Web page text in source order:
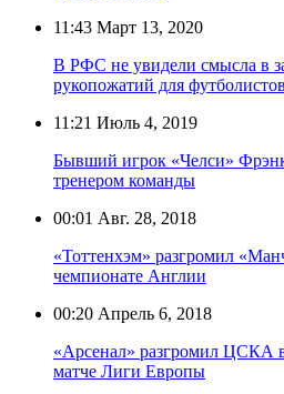
11:43 Март 13, 2020
В РФС не увидели смысла в
рукопожатий для
11:21 Июль 4, 2019
Бывший игрок «Челси»
тренером команды
00:01 Авг. 28, 2018
«Тоттенхэм» разгромил
чемпионате Англии
00:20 Апрель 6, 2018
«Арсенал» разгромил ЦСКА
матче Лиги Европы